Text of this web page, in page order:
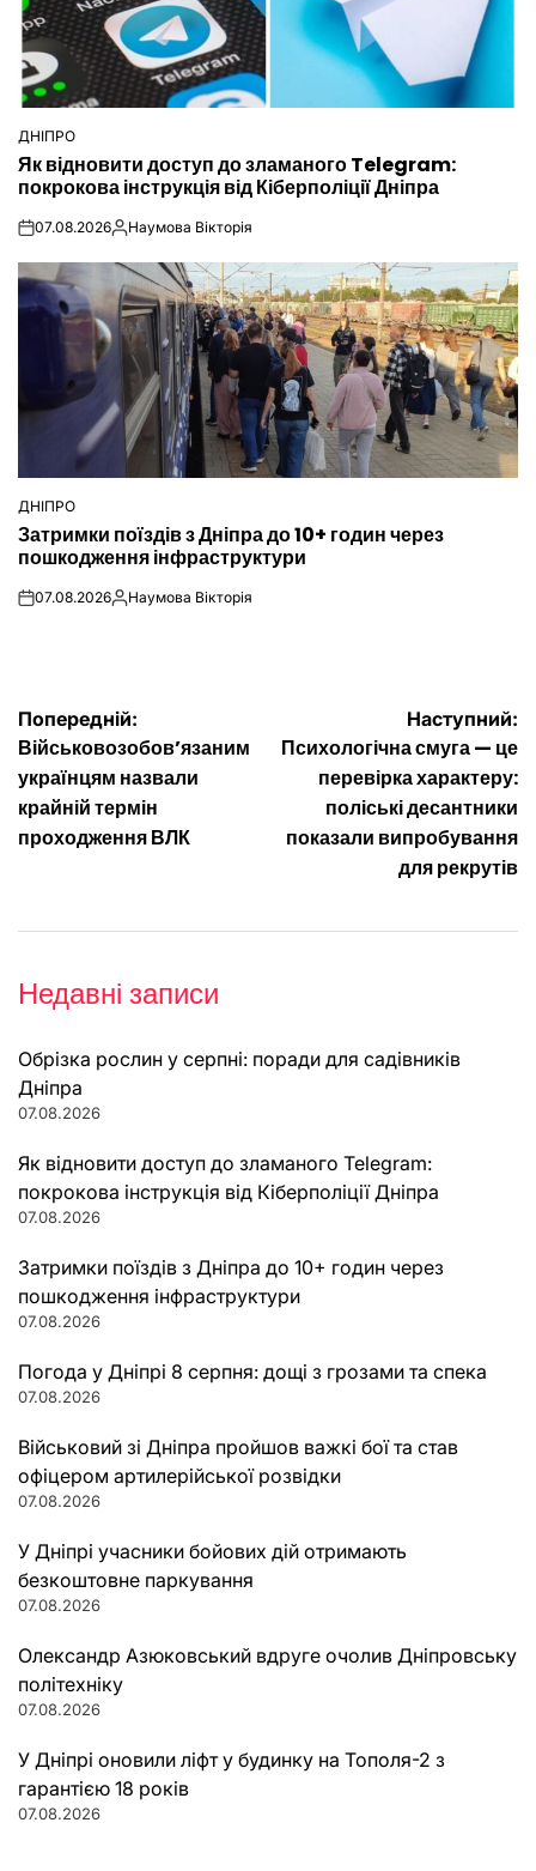
ОПУБЛІКУВАТИ
У
ДНІПРО
Як відновити доступ до зламаного Telegram:
покрокова інструкція від Кіберполіції Дніпра
on07.08.2026Опубліковано
Наумова Вікторія
ОПУБЛІКУВАТИ
У
ДНІПРО
Затримки поїздів з Дніпра до 10+ годин через
пошкодження інфраструктури
on07.08.2026Опубліковано
Наумова Вікторія
Навігація
записів
Попередній:
Військовозобов’язаним
українцям назвали
крайній термін
проходження ВЛК
Наступний:
Психологічна смуга — це
перевірка характеру:
поліські десантники
показали випробування
для рекрутів
Недавні записи
Обрізка рослин у серпні: поради для садівників
Дніпра
07.08.2026
Як відновити доступ до зламаного Telegram:
покрокова інструкція від Кіберполіції Дніпра
07.08.2026
Затримки поїздів з Дніпра до 10+ годин через
пошкодження інфраструктури
07.08.2026
Погода у Дніпрі 8 серпня: дощі з грозами та спека
07.08.2026
Військовий зі Дніпра пройшов важкі бої та став
офіцером артилерійської розвідки
07.08.2026
У Дніпрі учасники бойових дій отримають
безкоштовне паркування
07.08.2026
Олександр Азюковський вдруге очолив Дніпровську
політехніку
07.08.2026
У Дніпрі оновили ліфт у будинку на Тополя-2 з
гарантією 18 років
07.08.2026